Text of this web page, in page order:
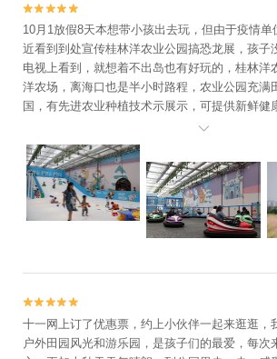
+海口市国家帆船基地公共码头+假日海滩
泉亲水乐园+华彩.杰鹏游艇会+新埠岛国
艇会1日游


10月1放假8天本想带小孩出去玩，但由于疫情
近看到到处宣传桂林洋农业公园搞恐龙展，孩子
电视上看到，就想着不出岛也有好玩的，桂林洋
洋农场，离海口也是半小时路程，农业公园充满
国，有先进农业种植技术示展示，可提供新鲜健
摘和兰花选购，冰雪乐园，如果带宝宝出行，一
看小动物、喂喂锦鲤，看看新奇的东西。鲜花餐
整个环境环绕着绿植，餐也物美价廉。如有长假
子在雪山乐园里面玩的不亦乐乎，超级开心，开
海洋球闯关，也适合周末周边游的，吃吃、喝喝
生活本该有的样子。
